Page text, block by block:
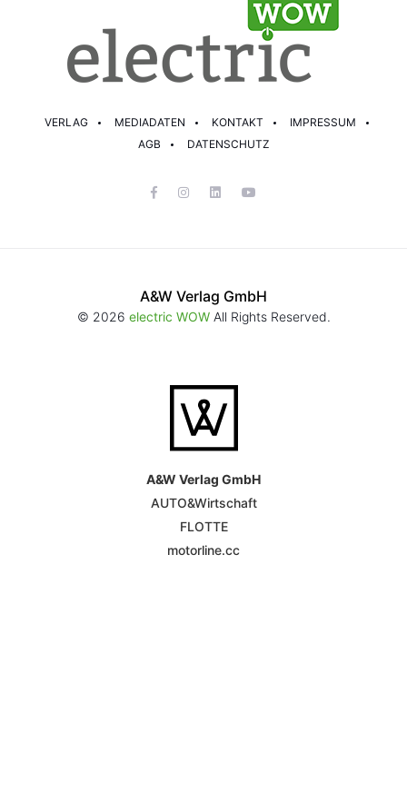
VERLAG MEDIADATEN KONTAKT
IMPRESSUM
AGB
DATENSCHUTZ
A&W Verlag GmbH
© 2026 electric WOWAll Rights Reserved.
A&W Verlag GmbH
AUTO&Wirtschaft
FLOTTE
motorline.cc